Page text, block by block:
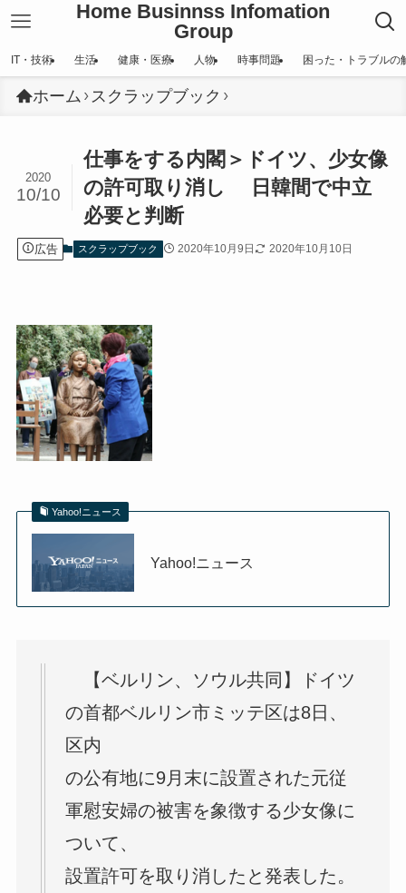
Home Businnss Infomation
Group
IT・技術 生活 健康・医療 人物 時事問題 困った・トラブルの
ホーム スクラップブック
仕事をする内閣＞ドイツ、少女像
の許可取り消し 日韓間で中立
必要と判断
2020
10/10
広告 スクラップブック 2020年10月9日 2020年10月10日
Yahoo!ニュース
Yahoo!ニュース
【ベルリン、ソウル共同】ドイツ
の首都ベルリン市ミッテ区は8日、
区内
の公有地に9月末に設置された元従
軍慰安婦の被害を象徴する少女像に
ついて、
設置許可を取り消したと発表した。